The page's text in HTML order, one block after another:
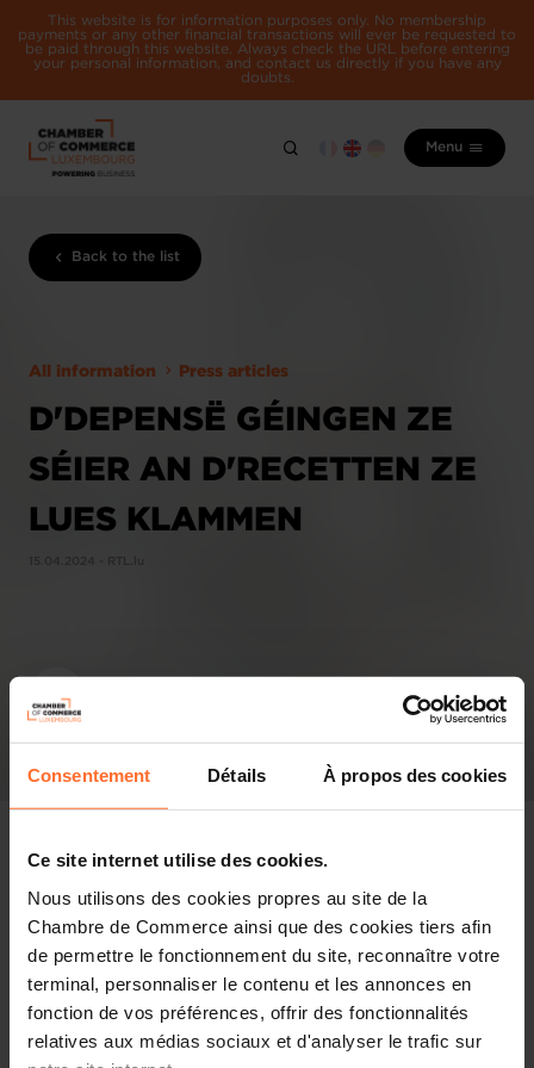
Consentement Détails À propos des cookies
Ce site internet utilise des cookies.
Nous utilisons des cookies propres au site de la
Chambre de Commerce ainsi que des cookies tiers afin
de permettre le fonctionnement du site, reconnaître votre
terminal, personnaliser le contenu et les annonces en
fonction de vos préférences, offrir des fonctionnalités
relatives aux médias sociaux et d'analyser le trafic sur
This website is for information purposes only. No membership
payments or any other financial transactions will ever be requested to
be paid through this website. Always check the URL before entering
your personal information, and contact us directly if you have any
doubts.
Menu
Back to the list
All information Press articles
D'DEPENSË GÉINGEN ZE
SÉIER AN D'RECETTEN ZE
LUES KLAMMEN
Share this article